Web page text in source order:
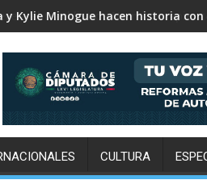
el tracklist de No me
CULTURA